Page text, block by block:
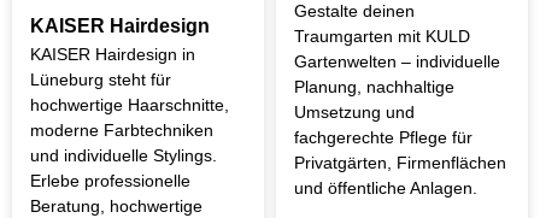
KAISER Hairdesign
KAISER Hairdesign in
Lüneburg steht für
hochwertige Haarschnitte,
moderne Farbtechniken
und individuelle Stylings.
Erlebe professionelle
Beratung, hochwertige
Gestalte deinen
Traumgarten mit KULD
Gartenwelten – individuelle
Planung, nachhaltige
Umsetzung und
fachgerechte Pflege für
Privatgärten, Firmenflächen
und öffentliche Anlagen.